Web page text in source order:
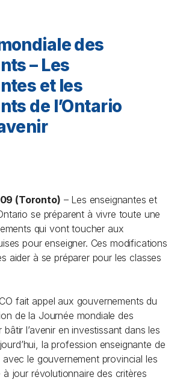
des
– Les
et les
de l’Ontario
(Toronto) – Les enseignantes et
se préparent à vivre toute une
qui vont toucher aux
pour enseigner. Ces modifications
aider à se préparer pour les classes
fait appel aux gouvernements du
de la Journée mondiale des
l’avenir en investissant dans les
la profession enseignante de
avec le gouvernement provincial les
à jour révolutionnaire des critères